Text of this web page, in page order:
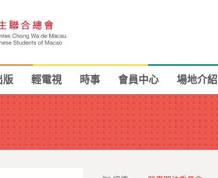
版 輕電視 時事 會員中心 場地介紹